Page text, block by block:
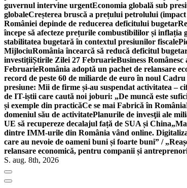
guvernul intervine urgentEconomia globală sub
globaleCreșterea bruscă a prețului petrolului
României depinde de reducerea deficitului bugetar
începe să afecteze prețurile combustibililor și inflația
stabilitatea bugetară în contextul presiunilor fiscale
MijlociuRomânia încearcă să reducă deficitul
investițiiȘtirile Zilei 27 FebruarieBusiness
FebruarieRomânia adoptă un pachet de relansare
record de peste 60 de miliarde de euro în noul
presiune: Mii de firme și-au suspendat activitatea –
de IT-iștii care caută noi joburi: „De muncă este
și exemple din practicăCe se mai Fabrică în România
domeniul său de activitatePlanurile de invesţii ale
UE să recupereze decalajul față de SUA și China
dintre IMM-urile din România vând online.
care au nevoie de oameni buni și foarte buni” /
relansare economică, pentru companii și
S. aug. 8th, 2026